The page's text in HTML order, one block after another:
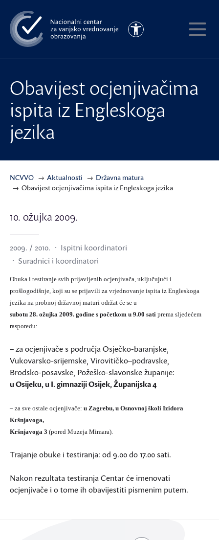
na
glavni
sadržaj
Pristupačnost
Obavijest ocjenjivačima
ispita iz Engleskoga
jezika
NCVVO Aktualnosti
Državna matura
Obavijest ocjenjivačima ispita iz Engleskoga jezika
10. ožujka 2009.
2009. / 2010.
Ispitni koordinatori
Suradnici i koordinatori
Obuka i testiranje svih prijavljenih ocjenjivača, uključujući i
prošlogodišnje, koji su se prijavili za vrjednovanje ispita iz Engleskoga
jezika na probnoj državnoj maturi održat će se u
subotu 28. ožujka 2009. godine s početkom u 9.00 sati prema sljedećem
rasporedu:
– za ocjenjivače s područja Osječko-baranjske,
Vukovarsko-srijemske, Virovitičko–podravske,
Brodsko-posavske, Požeško-slavonske županije:
u Osijeku, u I. gimnaziji Osijek, Županijska 4
– za sve ostale ocjenjivače: u Zagrebu, u Osnovnoj školi Izidora
Kršnjavoga,
Kršnjavoga 3 (pored Muzeja Mimara).
Trajanje obuke i testiranja: od 9.00 do 17.00 sati.
Nakon rezultata testiranja Centar će imenovati
ocjenjivače i o tome ih obavijestiti pismenim putem.